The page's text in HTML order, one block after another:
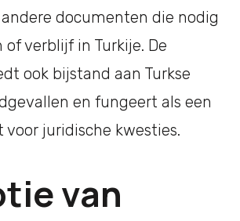
documenten die nodig
of verblijf in Turkije. De
ook bijstand aan Turkse
en fungeert als een
voor juridische kwesties.
van